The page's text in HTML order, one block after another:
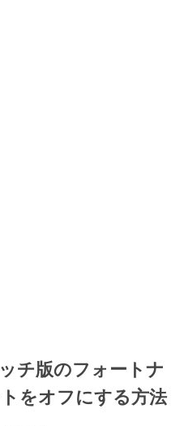
チ版のフォートナ
をオフにする方法